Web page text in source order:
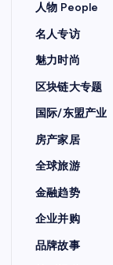
人物 People
名人专访
魅力时尚
区块链大专题
国际/东盟产业
房产家居
全球旅游
金融趋势
企业并购
品牌故事